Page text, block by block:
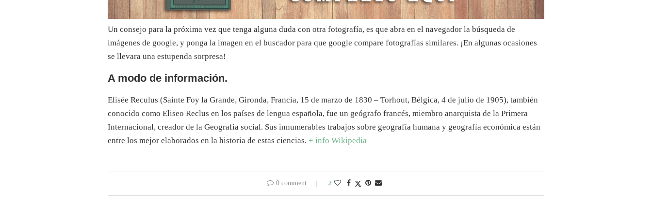
Un consejo para la próxima vez que tenga alguna duda con otra fotografía, es que abra en el navegador la búsqueda de
imágenes de google, y ponga la imagen en el buscador para que google compare fotografías similares. ¡En algunas ocasiones
se llevara una estupenda sorpresa!
A modo de información.
Elisée Reculus (Sainte Foy la Grande, Gironda, Francia, 15 de marzo de 1830 – Torhout, Bélgica, 4 de julio de 1905), también
conocido como Eliseo Reclus en los países de lengua española, fue un geógrafo francés, miembro anarquista de la Primera
Internacional, creador de la Geografía social. Sus innumerables trabajos sobre geografía humana y geografía económica están
entre los mejor elaborados en la historia de estas ciencias. + info Wikipedia
0 comment 2